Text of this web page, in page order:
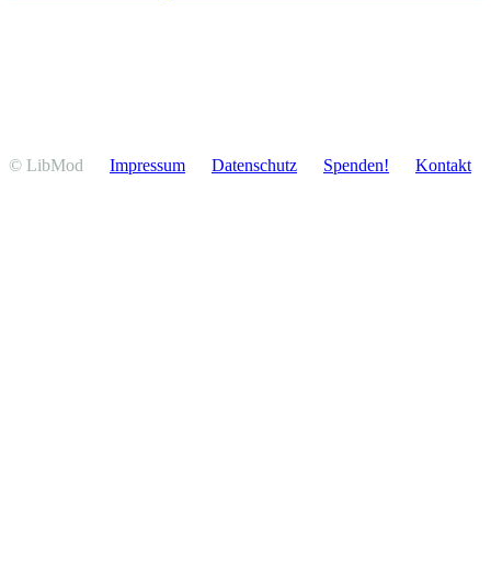
© LibMod Impressum Daten­schutz Spenden! Kontakt